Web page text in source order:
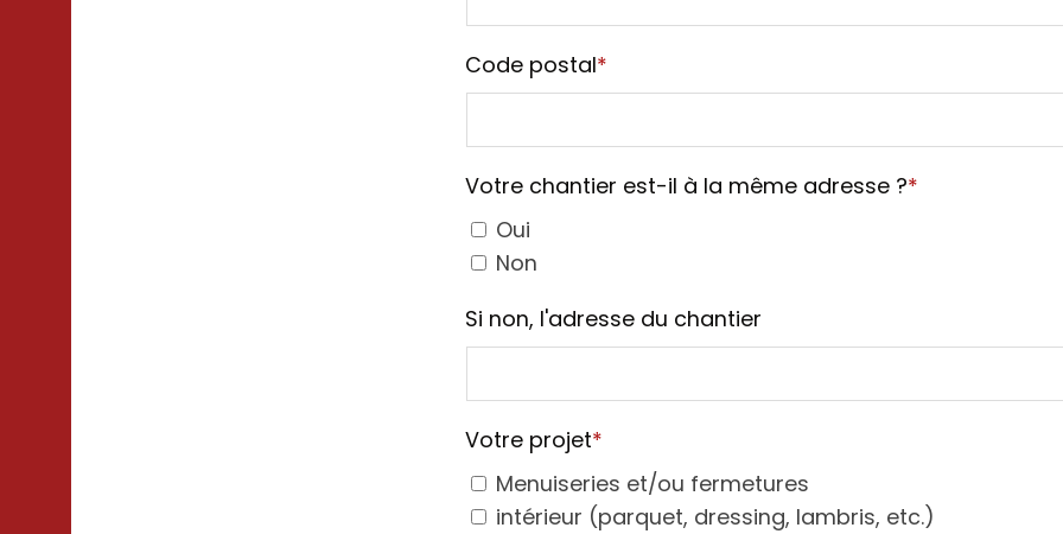
Code postal*
Votre chantier est-il à la même adresse ?*
Oui
Non
Si non, l'adresse du chantier
Votre projet*
Menuiseries et/ou fermetures
intérieur (parquet, dressing, lambris, etc.)